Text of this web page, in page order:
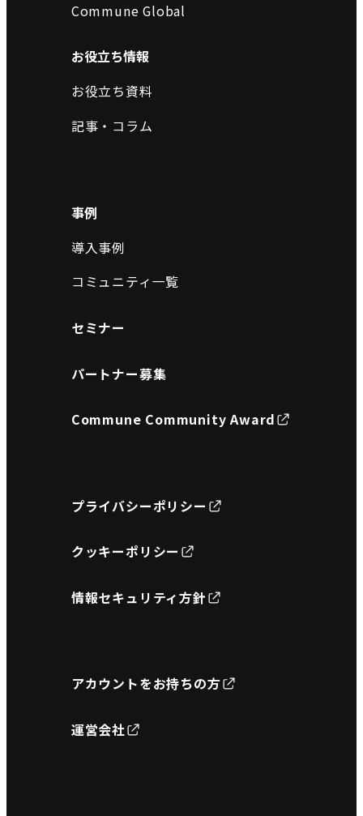
Commune Global
お役立ち情報
お役立ち資料
記事・コラム
事例
導入事例
コミュニティ一覧
セミナー
パートナー募集
Commune Community Award
プライバシーポリシー
クッキーポリシー
情報セキュリティ方針
アカウントをお持ちの方
運営会社